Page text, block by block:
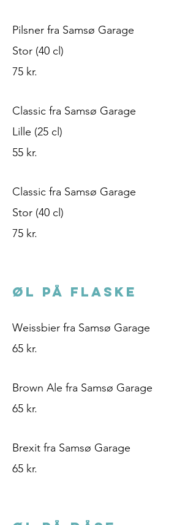
Pilsner fra Samsø Garage
Stor (40 cl)
75 kr.
Classic fra Samsø Garage
Lille (25 cl)
55 kr.
Classic fra Samsø Garage
Stor (40 cl)
75 kr.
ØL PÅ FLASKE
Weissbier fra Samsø Garage
65 kr.
Brown Ale fra Samsø Garage
65 kr.
Brexit fra Samsø Garage
65 kr.